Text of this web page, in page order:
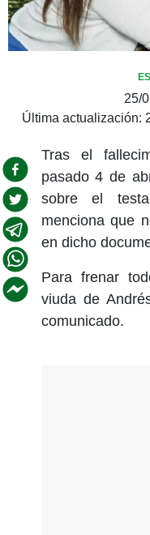
25/
Última actualización:
Tras el
pasado 4 de
sobre el
menciona que
en dicho
Para frenar
viuda de
comunicado.